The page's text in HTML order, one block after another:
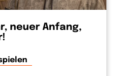
neuer Anfang,